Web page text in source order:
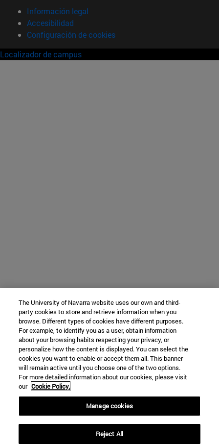
Información legal
Accesibilidad
Configuración de cookies
Localizador de campus
The University of Navarra website uses our own and third-
party cookies to store and retrieve information when you
browse. Different types of cookies have different purposes.
For example, to identify you as a user, obtain information
about your browsing habits respecting your privacy, or
personalize how the content is displayed. You can select the
cookies you want to enable or accept them all. This banner
will remain active until you choose one of the two options.
For more detailed information about our cookies, please visit
our Cookie Policy.
Manage cookies
Reject All